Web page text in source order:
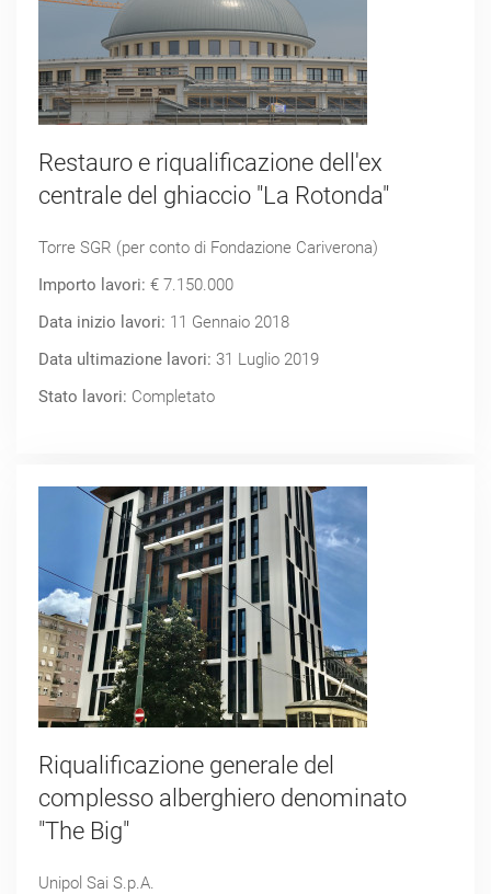
Restauro e riqualificazione dell'ex
centrale del ghiaccio "La Rotonda"
Torre SGR (per conto di Fondazione Cariverona)
Importo lavori: € 7.150.000
Data inizio lavori: 11 Gennaio 2018
Data ultimazione lavori: 31 Luglio 2019
Stato lavori: Completato
Riqualificazione generale del
complesso alberghiero denominato
"The Big"
Unipol Sai S.p.A.